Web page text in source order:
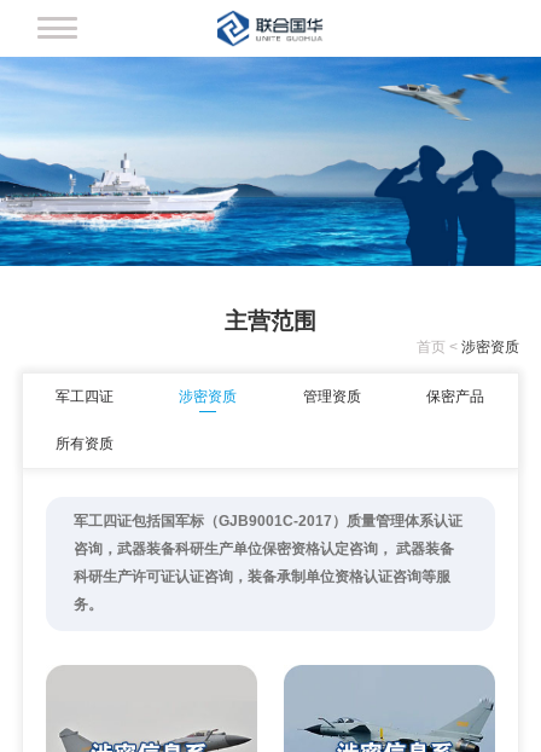
网站首页
涉密资质
保密产品
保密室建设
关于国华
联系我们
主营范围
首页 <涉密资质
军工四证 涉密资质 管理资质 保密产品
所有资质
军工四证包括国军标（GJB9001C-2017）质量管理体系认证
咨询，武器装备科研生产单位保密资格认定咨询， 武器装备
科研生产许可证认证咨询，装备承制单位资格认证咨询等服
务。